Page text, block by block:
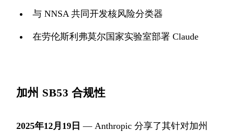
与 NNSA 共同开发核风险分类器
在劳伦斯利弗莫尔国家实验室部署 Claude
加州 SB53 合规性
2025年12月19日 — Anthropic 分享了其针对加州